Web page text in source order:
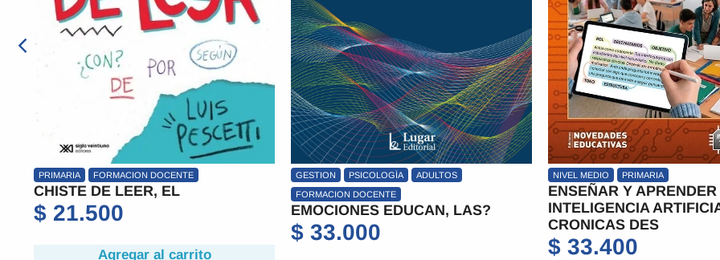
GESTION PSICOLOGÌA
ADULTOS
FORMACION DOCENTE
EMOCIONES EDUCAN, LAS?
NIVEL MEDIO PRIMARIA
ENSEÑAR Y APRENDER CON
INTELIGENCIA ARTIFICIAL.
CRONICAS DES
$ 33.400
FORMACION DOCENTE
A TRAVES DE LOS
PSICODRAMA PARA LA
FORMACION DOCENT
$ 20.500